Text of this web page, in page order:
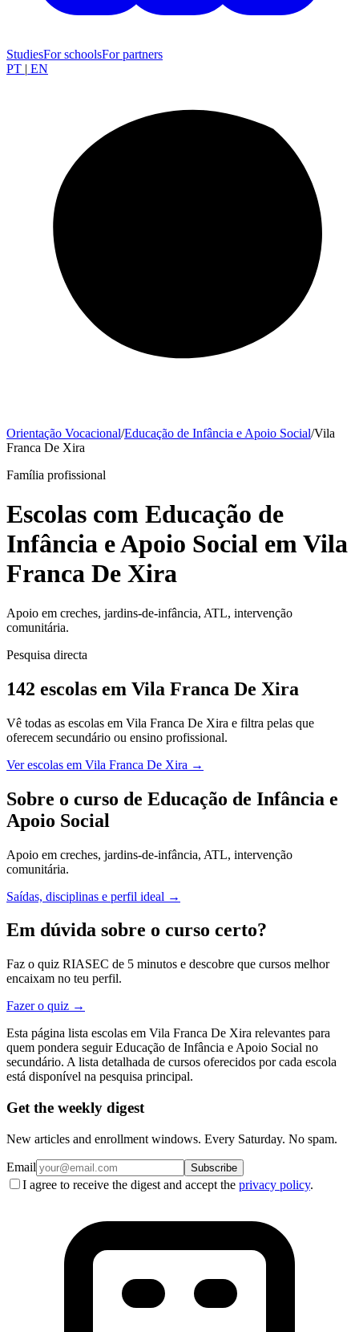
StudiesFor schoolsFor partners
PT | EN
Orientação Vocacional/Educação de Infância e Apoio Social/Vila
Franca De Xira
Família profissional
Escolas com Educação de
Infância e Apoio Social em Vila
Franca De Xira
Apoio em creches, jardins-de-infância, ATL, intervenção
comunitária.
Pesquisa directa
142 escolas em Vila Franca De Xira
Vê todas as escolas em Vila Franca De Xira e filtra pelas que
oferecem secundário ou ensino profissional.
Ver escolas em Vila Franca De Xira →
Sobre o curso de Educação de Infância e
Apoio Social
Apoio em creches, jardins-de-infância, ATL, intervenção
comunitária.
Saídas, disciplinas e perfil ideal →
Em dúvida sobre o curso certo?
Faz o quiz RIASEC de 5 minutos e descobre que cursos melhor
encaixam no teu perfil.
Fazer o quiz →
Esta página lista escolas em Vila Franca De Xira relevantes para
quem pondera seguir Educação de Infância e Apoio Social no
secundário. A lista detalhada de cursos oferecidos por cada escola
está disponível na pesquisa principal.
Get the weekly digest
New articles and enrollment windows. Every Saturday. No spam.
Email Subscribe
I agree to receive the digest and accept the privacy policy.